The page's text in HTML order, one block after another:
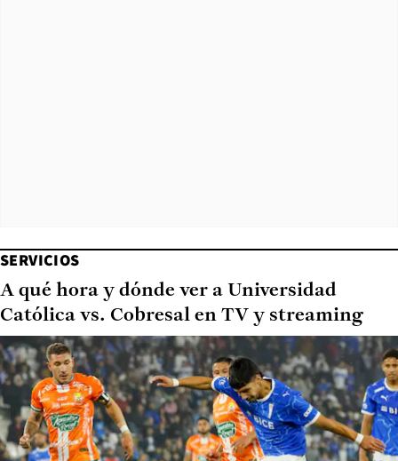
SERVICIOS
A qué hora y dónde ver a Universidad
Católica vs. Cobresal en TV y streaming